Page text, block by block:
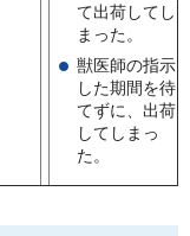
て出荷してし
まった。
獣医師の指示
した期間を待
てずに、出荷
してしまっ
た。